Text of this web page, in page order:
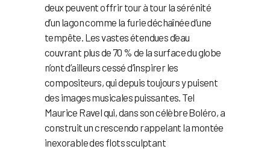
deux peuvent offrir tour à tour la sérénité
d’un lagon comme la furie déchaînée d’une
tempête. Les vastes étendues d’eau
couvrant plus de 70 % de la surface du globe
n’ont d’ailleurs cessé d’inspirer les
compositeurs, qui depuis toujours y puisent
des images musicales puissantes. Tel
Maurice Ravel qui, dans son célèbre Boléro, a
construit un crescendo rappelant la montée
inexorable des flots sculptant